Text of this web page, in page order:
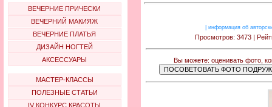
ВЕЧЕРНИЕ ПРИЧЕСКИ
ВЕЧЕРНИЙ МАКИЯЖ
ВЕЧЕРНИЕ ПЛАТЬЯ
ДИЗАЙН НОГТЕЙ
АКСЕССУАРЫ
МАСТЕР-КЛАССЫ
ПОЛЕЗНЫЕ СТАТЬИ
IV КОНКУРС КРАСОТЫ
информация об
Просмотров: 3473 |
Вы можете: оценивать фото,